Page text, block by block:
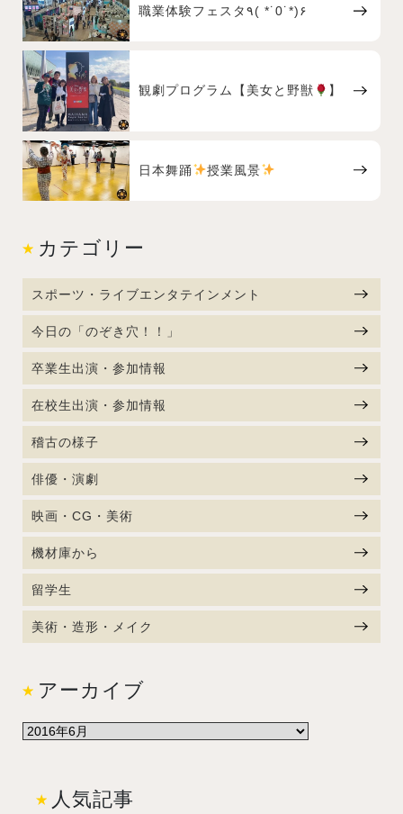
職業体験フェスタ٩( *˙0˙*)۶
観劇プログラム【美女と野獣 】
日本舞踊 授業風景
カテゴリー
スポーツ・ライブエンタテインメント
今日の「のぞき穴！！」
卒業生出演・参加情報
在校生出演・参加情報
稽古の様子
俳優・演劇
映画・CG・美術
機材庫から
留学生
美術・造形・メイク
アーカイブ
人気記事